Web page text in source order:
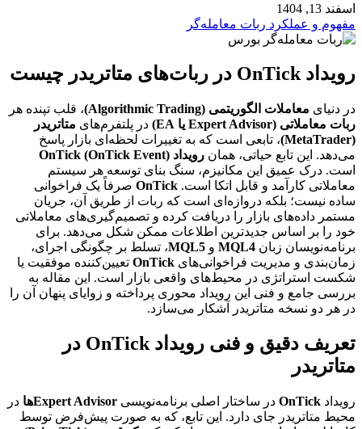
اسفند 13, 1404
مفهوم و عملکرد ربات معامله‌گر
رویداد OnTick در ربات‌های متاتریدر چیست
در دنیای معاملات الگوریتمی (Algorithmic Trading)
، قلب تپنده هر
ربات معاملاتی (Expert Advisor یا EA)
در پلتفرم‌های متاتریدر
(MetaTrader)
، تابعی است که به تغییرات لحظه‌ای بازار پاسخ
می‌دهد. این تابع حیاتی، همان رویداد OnTick (OnTick Event)
است. درک عمیق این مکانیزم، سنگ بنای توسعه هر سیستم
معاملاتی کارآمد و قابل اتکا است. OnTick صرفاً یک فراخوانی
ساده نیست؛ بلکه دروازه‌ای است که ربات از طریق آن، جریان
مستمر داده‌های بازار را دریافت کرده و تصمیم‌گیری‌های معاملاتی
خود را بر اساس جدیدترین اطلاعات ممکن شکل می‌دهد. برای
برنامه‌نویسان زبان MQL4 و MQL5، تسلط بر چگونگی اجرای،
زمان‌بندی و مدیریت فراخوانی‌های OnTick تعیین‌کننده موفقیت یا
شکست استراتژی در محیط‌های واقعی بازار است. این مقاله به
بررسی جامع و فنی این رویداد محوری پرداخته و زوایای پنهان آن را
در هر دو نسخه متاتریدر آشکار می‌سازد.
تعریف دقیق و فنی رویداد OnTick در
متاتریدر
رویداد OnTick در ساختار اصلی برنامه‌نویسی Expert Advisorها
در
محیط متاتریدر جای دارد. این تابع، که به صورت پیش‌فرض توسط